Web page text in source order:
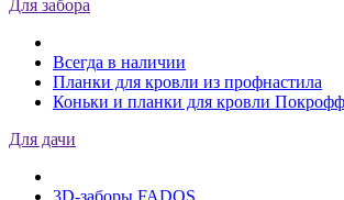
Для забора
Всегда в наличии
Планки для кровли из профнастила
Коньки и планки для кровли Покрофф
Для дачи
3D-заборы FADOS